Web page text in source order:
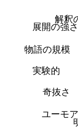
ユーモア
奇抜さ
実験的
物語の規模
展開の強さ
解釈